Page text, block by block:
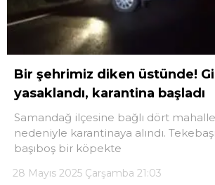
Bir şehrimiz diken üstünde!
yasaklandı, karantina başladı
Samandağ ilçesine bağlı dört
nedeniyle karantinaya alındı.
başıboş bir köpekte
28 Mayıs 2025 Çarşamba 21:03